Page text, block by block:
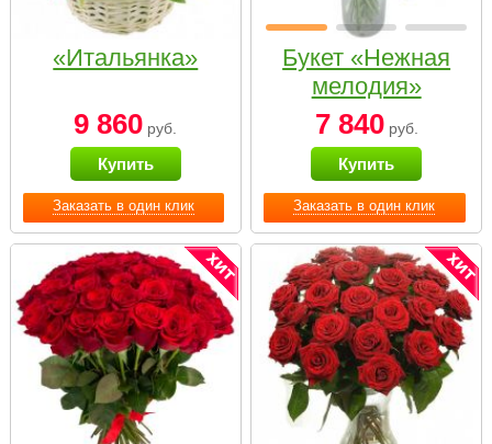
Заказать в один клик
«Итальянка»
9 860 руб.
Купить
Заказать в один клик
Букет «Нежная
мелодия»
7 840руб.
Купить